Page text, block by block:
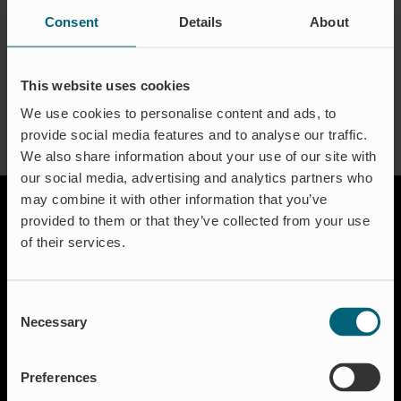
Consent Details About
This website uses cookies
We use cookies to personalise content and ads, to
provide social media features and to analyse our traffic.
We also share information about your use of our site with
our social media, advertising and analytics partners who
may combine it with other information that you’ve
provided to them or that they’ve collected from your use
of their services.
Selection
Necessary
Preferences